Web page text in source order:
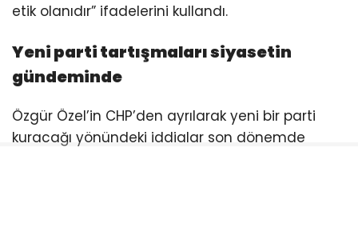
etik olanıdır” ifadelerini kullandı.
Yeni parti tartışmaları siyasetin
gündeminde
Özgür Özel’in CHP’den ayrılarak yeni bir parti
kuracağı yönündeki iddialar son dönemde